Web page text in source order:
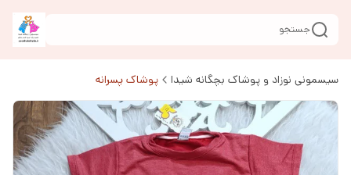
جستجو
سیسمونی نوزاد و پوشاک بچگانه شیدا پوشاک پسرانه